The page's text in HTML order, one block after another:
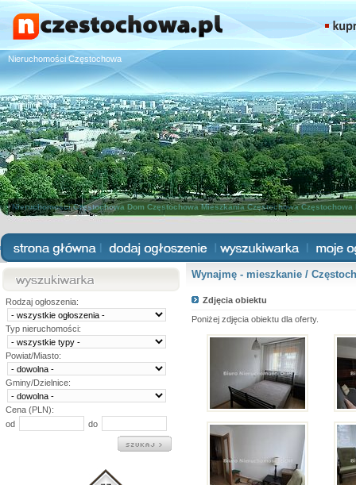
Nieruchomości Częstochowa
Nieruchomości Częstochowa Dom Częstochowa Mieszkania Częstochowa Częstochowa
Rodzaj ogłoszenia:
Typ nieruchomości:
Powiat/Miasto:
Gminy/Dzielnice:
Cena (PLN):
od
do
Wynajmę - mieszkanie /
Zdjęcia obiektu
Poniżej zdjęcia obiektu dla oferty.